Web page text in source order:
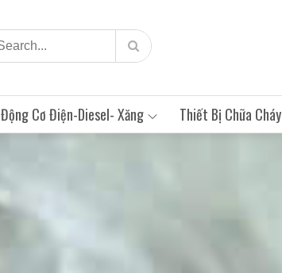
Động Cơ Điện-Diesel- Xăng Thiết Bị Chữa Cháy